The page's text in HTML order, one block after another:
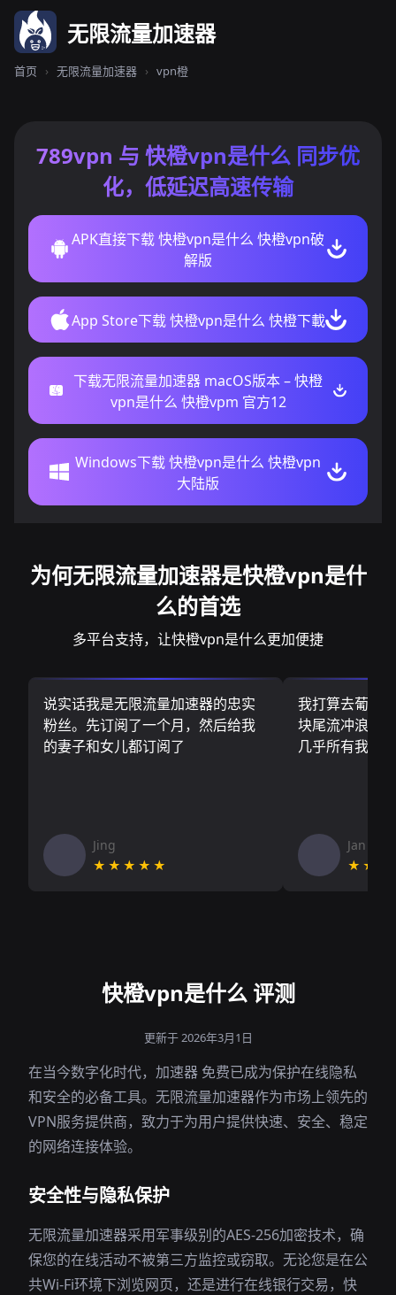
无限流量加速器
首页 › 无限流量加速器 › vpn橙
789vpn 与 快橙vpn是什么 同步优
化，低延迟高速传输
APK直接下载 快橙vpn是什么 快橙vpn破
解版
App Store下载 快橙vpn是什么 快橙下載
下载无限流量加速器 macOS版本 – 快橙
vpn是什么 快橙vpm 官方12
Windows下载 快橙vpn是什么 快橙vpn
大陆版
为何无限流量加速器是快橙vpn是什
么的首选
多平台支持，让快橙vpn是什么更加便捷
说实话我是无限流量加速器的忠实
粉丝。先订阅了一个月，然后给我
的妻子和女儿都订阅了
Jing
★★★★★
我打算去葡萄
块尾流冲浪板
几乎所有我需
Jan V
快橙vpn是什么 评测
更新于 2026年3月1日
在当今数字化时代，加速器 免费已成为保护在线隐私
和安全的必备工具。无限流量加速器作为市场上领先的
VPN服务提供商，致力于为用户提供快速、安全、稳定
的网络连接体验。
安全性与隐私保护
无限流量加速器采用军事级别的AES-256加密技术，确
保您的在线活动不被第三方监控或窃取。无论您是在公
共Wi-Fi环境下浏览网页，还是进行在线银行交易，快